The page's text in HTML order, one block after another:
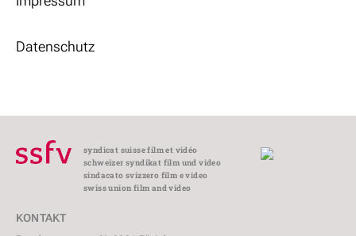
Datenschutz
syndicat suisse film et vidéo
schweizer syndikat film und video
sindacato svizzero film e video
swiss union film and video
KONTAKT